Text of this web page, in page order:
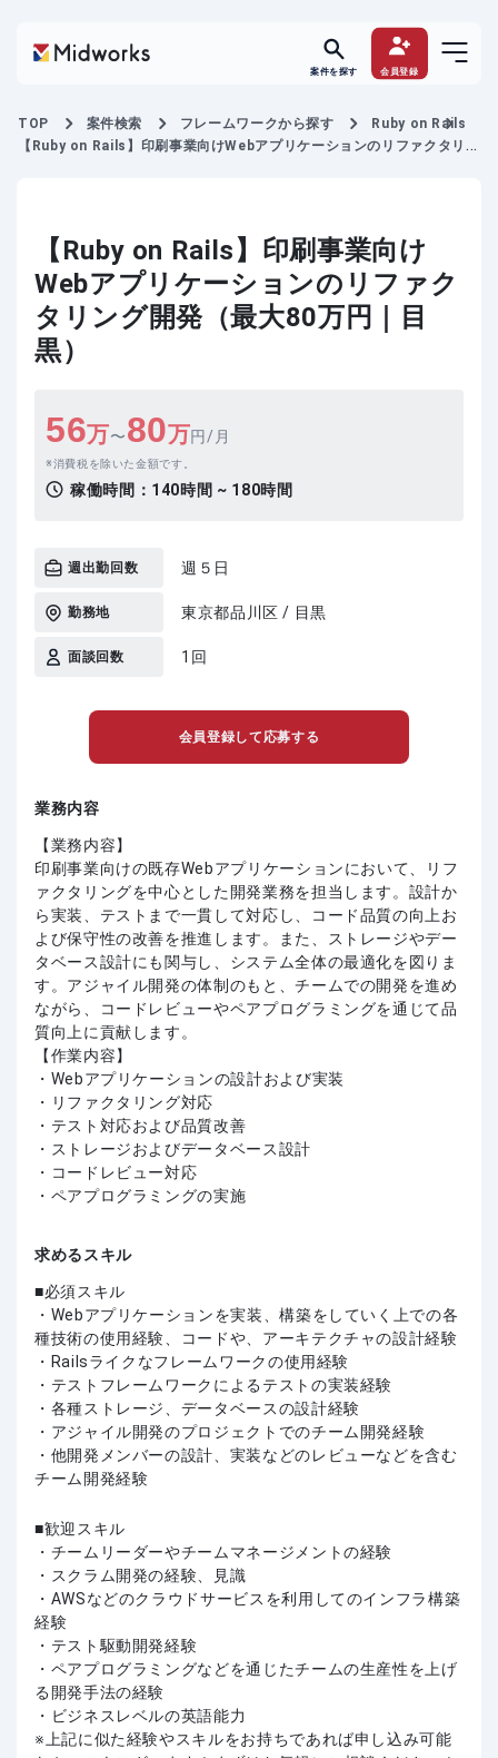
案件を探す 会員登録
TOP 案件検索 フレームワークから探す
Ruby on Rails
【Ruby on Rails】印刷事業向けWebアプリケーションのリファクタリン
【Ruby on Rails】印刷事業向け
Webアプリケーションのリファク
タリング開発（最大80万円｜目
黒）
56万〜80万円/月
消費税を除いた金額です。
稼働時間： 140時間 ~ 180時間
週出勤回数 週５日
勤務地 東京都品川区 / 目黒
面談回数 1回
会員登録して応募する
業務内容
【業務内容】
印刷事業向けの既存Webアプリケーションにおいて、リフ
ァクタリングを中心とした開発業務を担当します。設計か
ら実装、テストまで一貫して対応し、コード品質の向上お
よび保守性の改善を推進します。また、ストレージやデー
タベース設計にも関与し、システム全体の最適化を図りま
す。アジャイル開発の体制のもと、チームでの開発を進め
ながら、コードレビューやペアプログラミングを通じて品
質向上に貢献します。
【作業内容】
・Webアプリケーションの設計および実装
・リファクタリング対応
・テスト対応および品質改善
・ストレージおよびデータベース設計
・コードレビュー対応
・ペアプログラミングの実施
求めるスキル
必須スキル
・Webアプリケーションを実装、構築をしていく上での各
種技術の使用経験、コードや、アーキテクチャの設計経験
・Railsライクなフレームワークの使用経験
・テストフレームワークによるテストの実装経験
・各種ストレージ、データベースの設計経験
・アジャイル開発のプロジェクトでのチーム開発経験
・他開発メンバーの設計、実装などのレビューなどを含む
チーム開発経験
歓迎スキル
・チームリーダーやチームマネージメントの経験
・スクラム開発の経験、見識
・AWSなどのクラウドサービスを利用してのインフラ構築
経験
・テスト駆動開発経験
・ペアプログラミングなどを通じたチームの生産性を上げ
る開発手法の経験
・ビジネスレベルの英語能力
上記に似た経験やスキルをお持ちであれば申し込み可能